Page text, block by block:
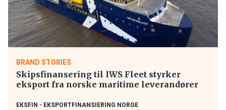
BRAND STORIES
Skipsfinansering til IWS Fleet styrker
eksport fra norske maritime leverandører
EKSFIN - EKSPORTFINANSIERING NORGE